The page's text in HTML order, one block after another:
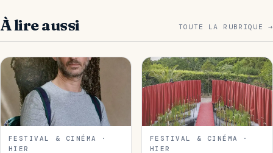
À lire aussi TOUTE LA RUBRIQUE →
FESTIVAL & CINÉMA ·
HIER
FESTIVAL & CINÉMA ·
HIER